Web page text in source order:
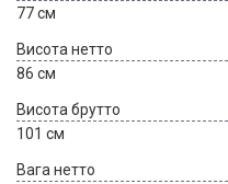
77 см
Висота нетто
86 см
Висота брутто
101 см
Вага нетто